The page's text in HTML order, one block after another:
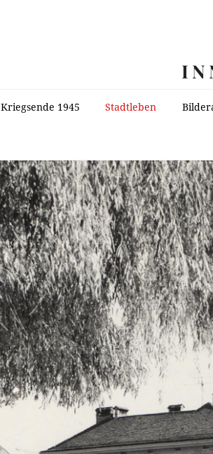
Kriegsende 1945 Stadtleben